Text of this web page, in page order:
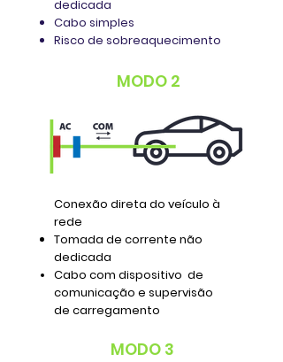
dedicada
Cabo simples
Risco de sobreaquecimento
MODO 2
Conexão direta do veículo à
rede
Tomada de corrente não
dedicada
Cabo com dispositivo de
comunicação e supervisão
de carregamento
MODO 3